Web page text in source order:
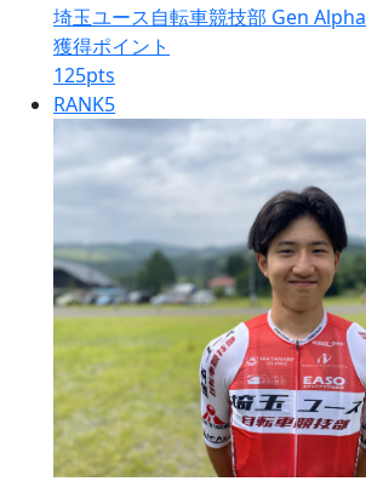
埼玉ユース自転車競技部 Gen Alpha
獲得ポイント
125pts
RANK5